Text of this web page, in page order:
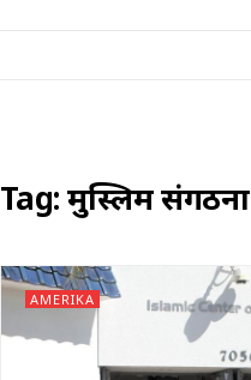
Tag:मुस्लिम संगठनों
AMERIKA